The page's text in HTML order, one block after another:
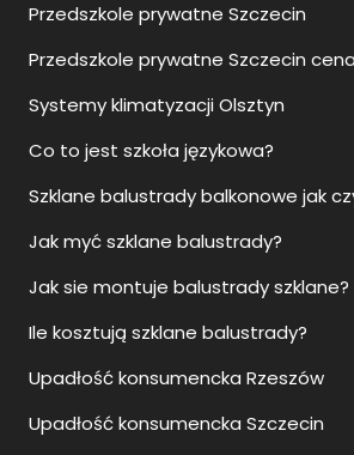
Przedszkole prywatne Szczecin
Przedszkole prywatne Szczecin cena
Systemy klimatyzacji Olsztyn
Co to jest szkoła językowa?
Szklane balustrady balkonowe jak
Jak myć szklane balustrady?
Jak sie montuje balustrady szklane?
Ile kosztują szklane balustrady?
Upadłość konsumencka Rzeszów
Upadłość konsumencka Szczecin